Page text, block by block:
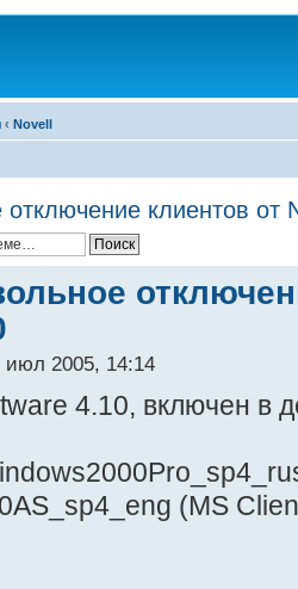
‹ Novell
клиентов от
июл 2005, 14:14
4.10, включен в
(MS